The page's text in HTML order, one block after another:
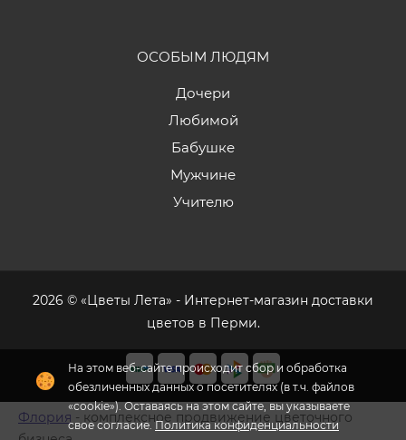
На этом веб-сайте происходит сбор и обработка
обезличенных данных о посетителях (в т.ч. файлов
«cookie»). Оставаясь на этом сайте, вы указываете
свое согласие.Политика конфиденциальности
ОСОБЫМ ЛЮДЯМ
Дочери
Любимой
Бабушке
Мужчине
Учителю
2026 © «Цветы Лета» - Интернет-магазин доставки
цветов в Перми.
Флория - комплексное продвижение цветочного